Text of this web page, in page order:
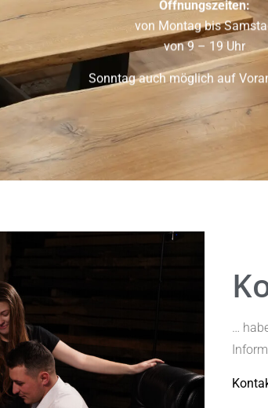
Öffnungszeiten:
von Montag bis
von 9 – 19 Uhr
Sonntag auch möglich auf
…